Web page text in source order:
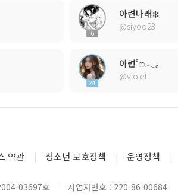
6
아련나래❄️
@siyoo23
24
아련˚ෆ𓂃｡
@violet
약관 청소년 보호정책 운영정책
03697호
사업자번호 : 220-86-00684